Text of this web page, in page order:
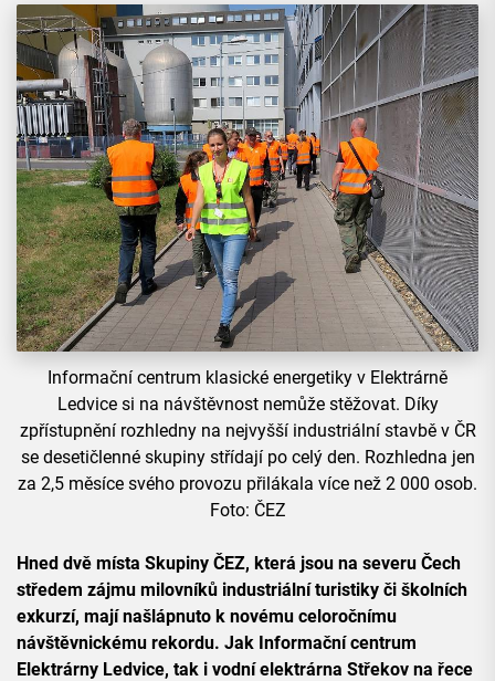
Informační centrum klasické energetiky v Elektrárně
Ledvice si na návštěvnost nemůže stěžovat. Díky
zpřístupnění rozhledny na nejvyšší industriální stavbě v ČR
se desetičlenné skupiny střídají po celý den. Rozhledna jen
za 2,5 měsíce svého provozu přilákala více než 2 000 osob.
Foto: ČEZ
Hned dvě místa Skupiny ČEZ, která jsou na severu Čech
středem zájmu milovníků industriální turistiky či školních
exkurzí, mají našlápnuto k novému celoročnímu
návštěvnickému rekordu. Jak Informační centrum
Elektrárny Ledvice, tak i vodní elektrárna Střekov na řece